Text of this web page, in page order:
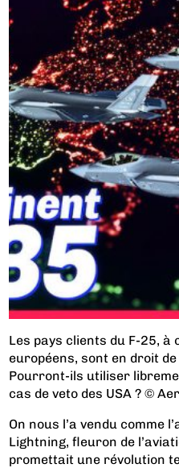
Les pays clients du F-25, à
européens, sont en droit
Pourront-ils utiliser
cas de veto des USA ? ©
On nous l’a vendu comme
Lightning, fleuron de
promettait une révolution